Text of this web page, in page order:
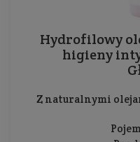
Hydrofilowy
higieny
Z naturalnymi